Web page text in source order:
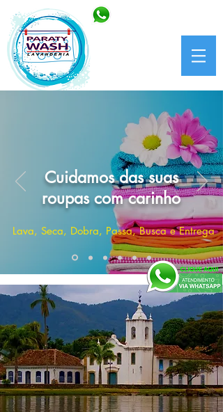
Cuidamos das suas
roupas com carinho
Lava, Seca, Dobra, Passa, Busca e Entrega